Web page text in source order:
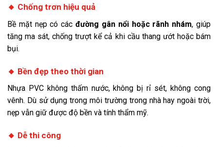
🔸 Chống trơn hiệu quả
Bề mặt nẹp có cácđường gân nổi hoặc rãnh nhám, giúp
tăng ma sát, chống trượt kể cả khi cầu thang ướt hoặc bám
bụi.
🔸 Bền đẹp theo thời gian
Nhựa PVC không thấm nước, không bị rỉ sét, không cong
vênh. Dù sử dụng trong môi trường trong nhà hay ngoài trời,
nẹp vẫn giữ được độ bền và tính thẩm mỹ.
🔸 Dễ thi công